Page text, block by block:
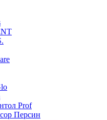
Prof
Персин